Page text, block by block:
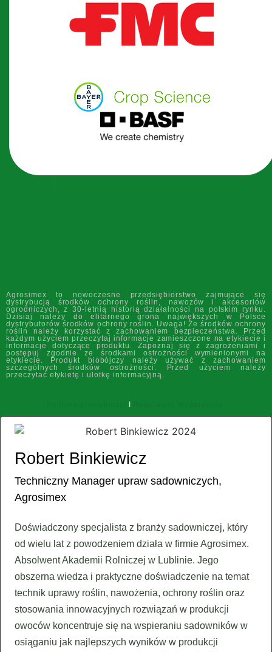
Agrosimex to nowoczesne przedsiębiorstwo zajmujące się
dystrybucją środków ochrony roślin, nawozów i akcesoriów
ogrodniczych, z 30-letnią historią działalności na polskim rynku.
Dzisiaj należy do elitarnego grona największych w Polsce
dystrybutorów środków ochrony roślin. Uwaga! Ze środków ochrony
roślin należy korzystać z zachowaniem bezpieczeństwa. Przed
każdym użyciem przeczytaj informacje zamieszczone na etykiecie i
informacje dotyczące produktu. Zapoznaj się z zagrożeniami i
postępuj zgodnie ze środkami ostrożności wymienionymi na
etykiecie. Produkt biobójczy należy używać z zachowaniem
szczególnych środków ostrożności. Przed użyciem należy
przeczytać etykietę i ulotkę informacyjną.
Robert Binkiewicz
Techniczny Manager upraw sadowniczych,
Agrosimex
Doświadczony specjalista z branży sadowniczej, który
od wielu lat z powodzeniem działa w firmie Agrosimex.
Absolwent Akademii Rolniczej w Lublinie. Jego
obszerna wiedza i praktyczne doświadczenie na temat
technik uprawy roślin, nawożenia, ochrony roślin oraz
stosowania innowacyjnych rozwiązań w produkcji
owoców koncentruje się na wspieraniu sadowników w
osiąganiu jak najlepszych wyników w produkcji